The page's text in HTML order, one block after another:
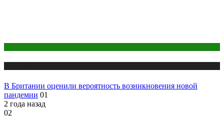
В Британии оценили вероятность возникновения новой
пандемии 01
2 года назад
02